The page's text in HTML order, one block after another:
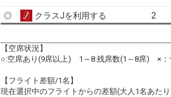
クラスJを利用する 2
612便
長崎
東京(羽田)
【空席状況】
○:空席あり(9席以上) 1～8:残席数(1～8席) ×：
【フライト差額/1名】
現在選択中のフライトからの差額(大人1名あたり